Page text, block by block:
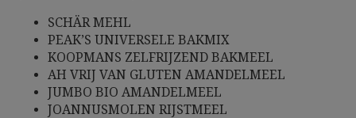
SCHÄR MEHL
PEAK’S UNIVERSELE BAKMIX
KOOPMANS ZELFRIJZEND BAKMEEL
AH VRIJ VAN GLUTEN AMANDELMEEL
JUMBO BIO AMANDELMEEL
JOANNUSMOLEN RIJSTMEEL